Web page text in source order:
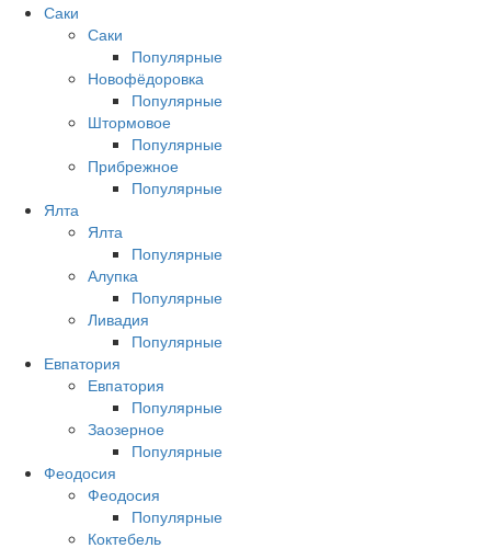
Саки
Саки
Популярные
Новофёдоровка
Популярные
Штормовое
Популярные
Прибрежное
Популярные
Ялта
Ялта
Популярные
Алупка
Популярные
Ливадия
Популярные
Евпатория
Евпатория
Популярные
Заозерное
Популярные
Феодосия
Феодосия
Популярные
Коктебель